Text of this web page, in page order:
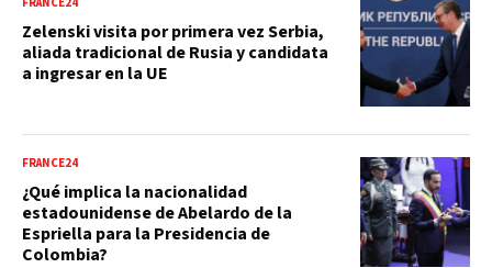
Zelenski visita por primera vez Serbia,
aliada tradicional de Rusia y candidata
a ingresar en la UE
FRANCE24
¿Qué implica la nacionalidad
estadounidense de Abelardo de la
Espriella para la Presidencia de
Colombia?